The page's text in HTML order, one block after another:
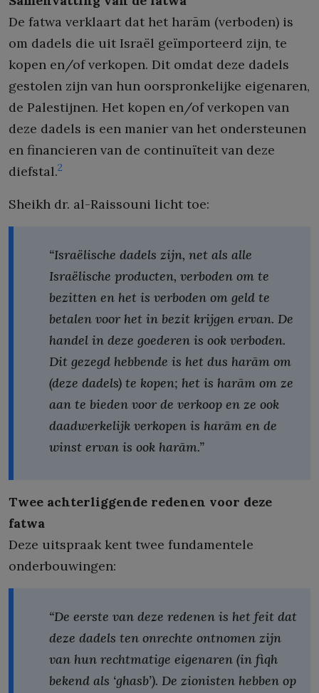
De fatwa verklaart dat het harām (verboden) is
om dadels die uit Israël geïmporteerd zijn, te
kopen en/of verkopen. Dit omdat deze dadels
gestolen zijn van hun oorspronkelijke eigenaren,
de Palestijnen. Het kopen en/of verkopen van
deze dadels is een manier van het ondersteunen
en financieren van de continuïteit van deze
diefstal.2
Sheikh dr. al-Raissouni licht toe:
“Israëlische dadels zijn, net als alle
Israëlische producten, verboden om te
bezitten en het is verboden om geld te
betalen voor het in bezit krijgen ervan. De
handel in deze goederen is ook verboden.
Dit gezegd hebbende is het dus harām om
(deze dadels) te kopen; het is harām om ze
aan te bieden voor de verkoop en ze ook
daadwerkelijk verkopen is harām en de
winst ervan is ook harām.”
Twee achterliggende redenen voor deze
fatwa
Deze uitspraak kent twee fundamentele
onderbouwingen:
“De eerste van deze redenen is het feit dat
deze dadels ten onrechte ontnomen zijn
van hun rechtmatige eigenaren (in fiqh
bekend als ‘ghasb’). De zionisten hebben op